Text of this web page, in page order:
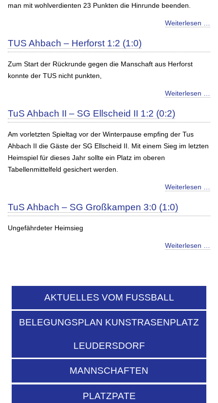
man mit wohlverdienten 23 Punkten die Hinrunde beenden.
Weiterlesen …
TUS Ahbach – Herforst 1:2 (1:0)
Zum Start der Rückrunde gegen die Manschaft aus Herforst
konnte der TUS nicht punkten,
Weiterlesen …
TuS Ahbach II – SG Ellscheid II 1:2 (0:2)
Am vorletzten Spieltag vor der Winterpause empfing der Tus
Ahbach II die Gäste der SG Ellscheid II. Mit einem Sieg im letzten
Heimspiel für dieses Jahr sollte ein Platz im oberen
Tabellenmittelfeld gesichert werden.
Weiterlesen …
TuS Ahbach – SG Großkampen 3:0 (1:0)
Ungefährdeter Heimsieg
Weiterlesen …
AKTUELLES VOM FUSSBALL
BELEGUNGSPLAN KUNSTRASENPLATZ
LEUDERSDORF
MANNSCHAFTEN
PLATZPATE